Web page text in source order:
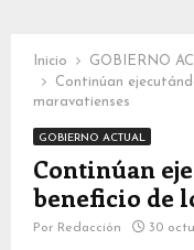
Inicio
GOBIERNO
Continúan
maravatienses
GOBIERNO ACTUAL
Continúan
beneficio de
Por Redacción 30